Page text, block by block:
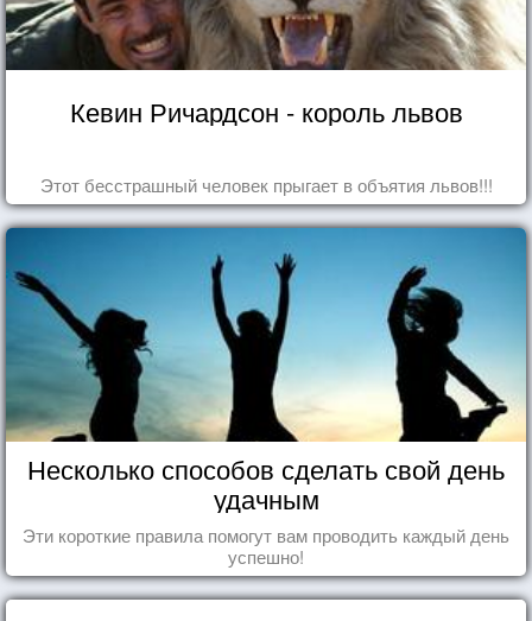
Кевин Ричардсон - король львов
Этот бесстрашный человек прыгает в объятия львов!!!
Несколько способов сделать свой день
удачным
Эти короткие правила помогут вам проводить каждый день
успешно!